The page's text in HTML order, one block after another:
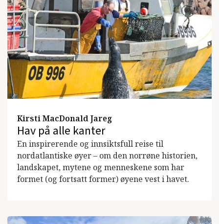
Kirsti MacDonald Jareg
Hav på alle kanter
En inspirerende og innsiktsfull reise til
nordatlantiske øyer – om den norrøne historien,
landskapet, mytene og menneskene som har
formet (og fortsatt former) øyene vest i havet.